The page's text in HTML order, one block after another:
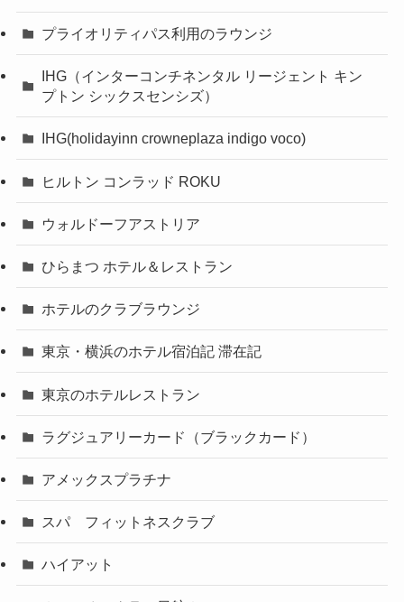
プライオリティパス利用のラウンジ
IHG（インターコンチネンタル リージェント キン
プトン シックスセンシズ）
IHG(holidayinn crowneplaza indigo voco)
ヒルトン コンラッド ROKU
ウォルドーフアストリア
ひらまつ ホテル＆レストラン
ホテルのクラブラウンジ
東京・横浜のホテル宿泊記 滞在記
東京のホテルレストラン
ラグジュアリーカード（ブラックカード）
アメックスプラチナ
スパ フィットネスクラブ
ハイアット